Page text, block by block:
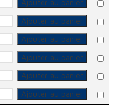
de
RM
Ajouter au panier
quantité
de
RM
Ajouter au panier
quantité
de
RM
Ajouter au panier
quantité
de
RM
Ajouter au panier
quantité
de
RM
Ajouter au panier
quantité
de
RM
Ajouter au panier